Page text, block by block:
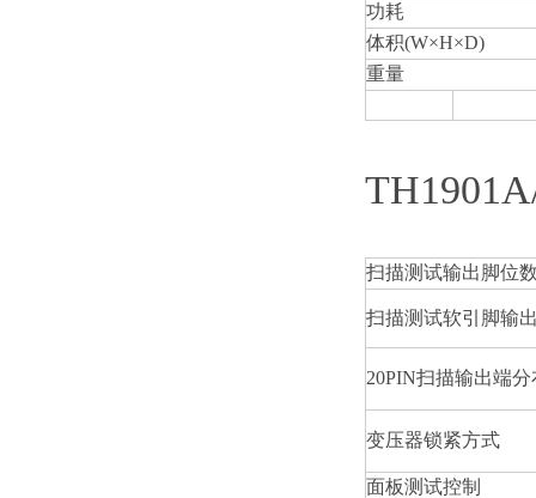
功耗
体积(W×H×D)
重量
扫描测试输出脚位
扫描测试软引脚输
20PIN扫描输出端分
变压器锁紧方式
面板测试控制